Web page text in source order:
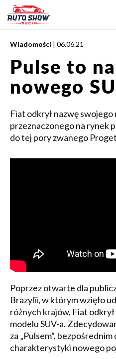
PREMIERY
SAMOCHODY
Wiadomości
Supersamochody
Samochody Koncepcyjne
Elektryczne
MOTORSPORT
Wiadomości | 06.06.21
Pulse to
nowego
Fiat odkrył nazwę
przeznaczonego na rynek
do tej pory zwanego
Poprzez otwarte dla
Brazylii, w którym wzięło
różnych krajów, Fiat
modelu SUV-a.
za „Pulsem”,
charakterystyki nowego